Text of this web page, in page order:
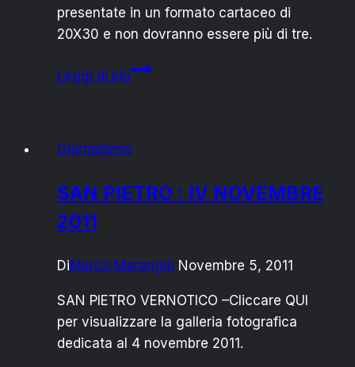
presentate in un formato cartaceo di
20X30 e non dovranno essere più di tre.
Leggi di piùSAN
IL
FOTOGRAFICO
SANPIETRANO”
Giornalismo
SAN PIETRO : IV NOVEMBRE
2011
DiMarco Marangio Novembre 5, 2011
SAN PIETRO VERNOTICO –Cliccare QUI
per visualizzare la galleria fotografica
dedicata al 4 novembre 2011.